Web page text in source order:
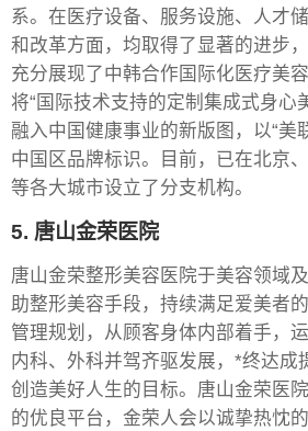
系。在医疗设备、服务设施、人才
和改革方面，均取得了显著的进步
充分展现了中韩合作国际化医疗美
将“国际技术支持的定制集成式身心
融入中国健康事业的新版图，以“美
中国区品牌标识。目前，已在北京
等各大城市设立了分支机构。
5. 唐山金荣医院
唐山金荣整形美容医院于美容领域
助整形美容手段，持续满足爱美者
管理规划，从顾客身体内部着手，
内科、外科并驾齐驱发展，*终达成
创造美好人生的目标。唐山金荣医
的优良平台，金荣人会以诚挚热忱